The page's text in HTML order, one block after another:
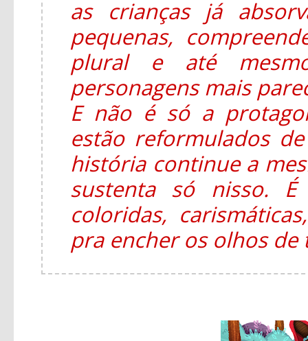
as crianças já
pequenas,
plural e até
personagens mais
E não é só a
estão reformulados
história continue a
sustenta só nisso. É
coloridas,
pra encher os olhos